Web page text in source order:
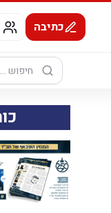
כתיבה
חיפוש: